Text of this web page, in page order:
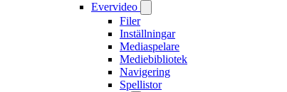
Evervideo
Filer
Inställningar
Mediaspelare
Mediebibliotek
Navigering
Spellistor